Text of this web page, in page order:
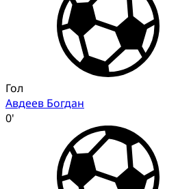
Гол
Авдеев Богдан
0'